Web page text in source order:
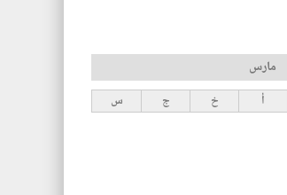
مارس
أ خ ج س